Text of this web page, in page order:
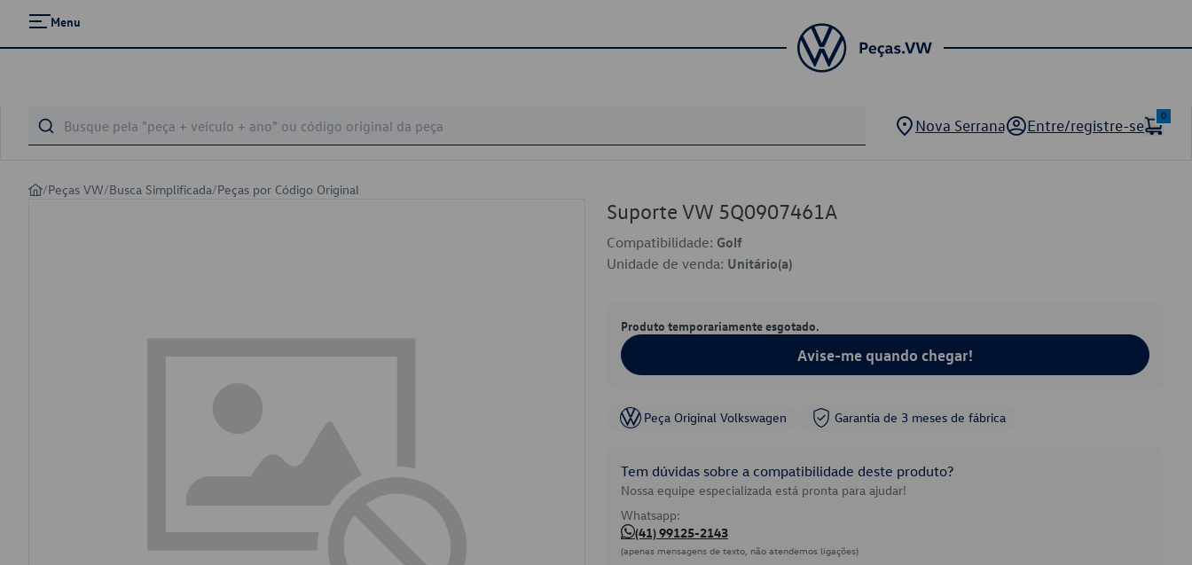
Menu
Nova Serrana Entre/registre-se
0
/Peças VW/Busca Simplificada/Peças por Código Original
Suporte VW 5Q0907461A
Compatibilidade: Golf
Unidade de venda: Unitário(a)
Produto temporariamente esgotado.
Avise-me quando chegar!
Peça Original Volkswagen Garantia de 3 meses de fábrica
Tem dúvidas sobre a compatibilidade deste produto?
Nossa equipe especializada está pronta para ajudar!
Whatsapp:
(41) 99125-2143
(apenas mensagens de texto, não atendemos ligações)